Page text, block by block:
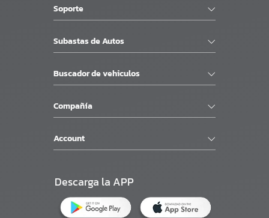
Soporte
Subastas de Autos
Buscador de vehiculos
Compañía
Account
Descarga la APP